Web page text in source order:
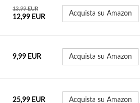
13,99 EUR
12,99 EUR Acquista su Amazon
9,99 EUR Acquista su Amazon
25,99 EUR Acquista su Amazon